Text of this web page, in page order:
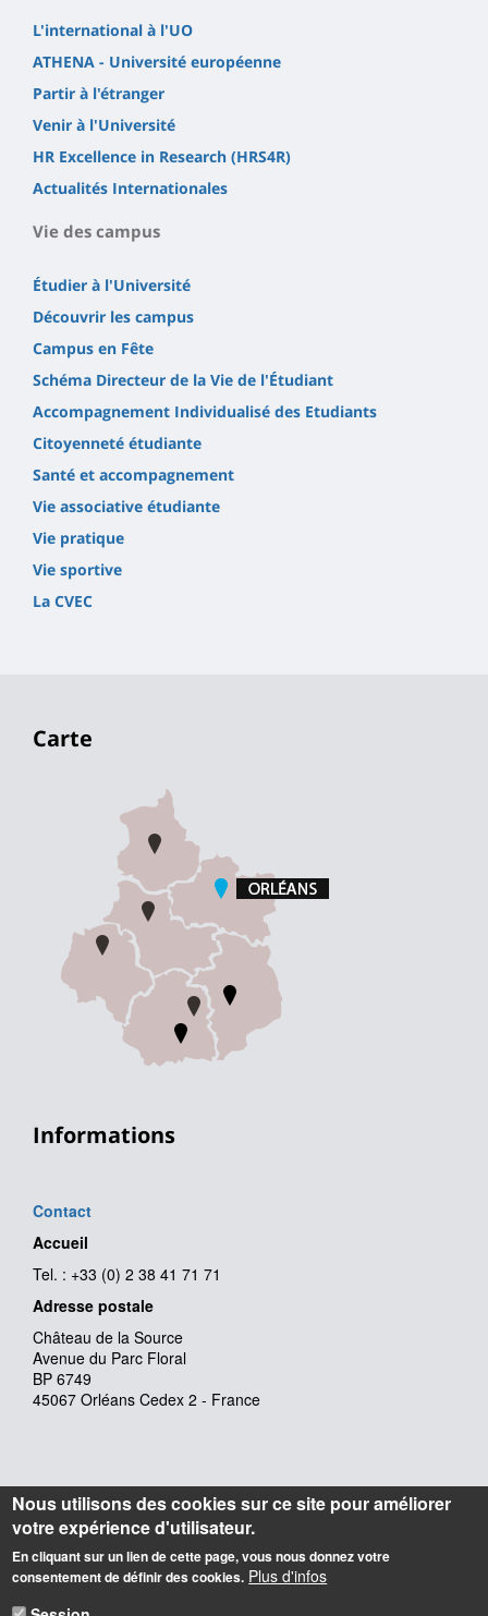
L'international à l'UO
ATHENA - Université européenne
Partir à l'étranger
Venir à l'Université
HR Excellence in Research (HRS4R)
Actualités Internationales
Vie des campus
Étudier à l'Université
Découvrir les campus
Campus en Fête
Schéma Directeur de la Vie de l'Étudiant
Accompagnement Individualisé des Etudiants
Citoyenneté étudiante
Santé et accompagnement
Vie associative étudiante
Vie pratique
Vie sportive
La CVEC
Carte
Informations
Contact
Accueil
Tel. : +33 (0) 2 38 41 71 71
Adresse postale
Château de la Source
Avenue du Parc Floral
BP 6749
45067 Orléans Cedex 2 - France
Nous utilisons des cookies sur ce site pour améliorer
votre expérience d'utilisateur.
En cliquant sur un lien de cette page, vous nous donnez votre
consentement de définir des cookies. Plus d'infos